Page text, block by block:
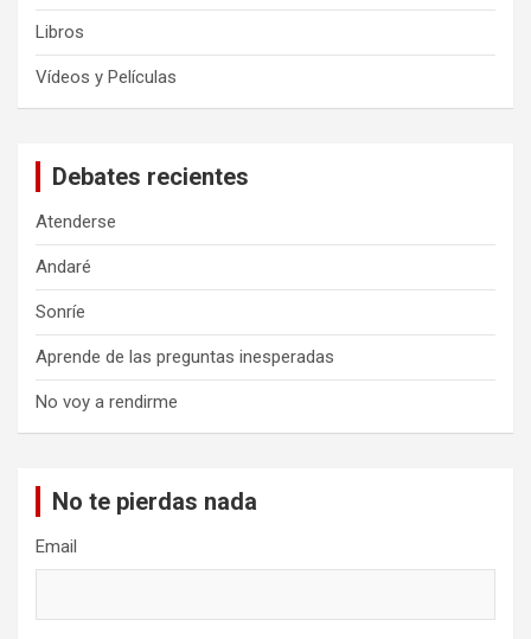
Libros
Vídeos y Películas
Debates recientes
Atenderse
Andaré
Sonríe
Aprende de las preguntas inesperadas
No voy a rendirme
No te pierdas nada
Email